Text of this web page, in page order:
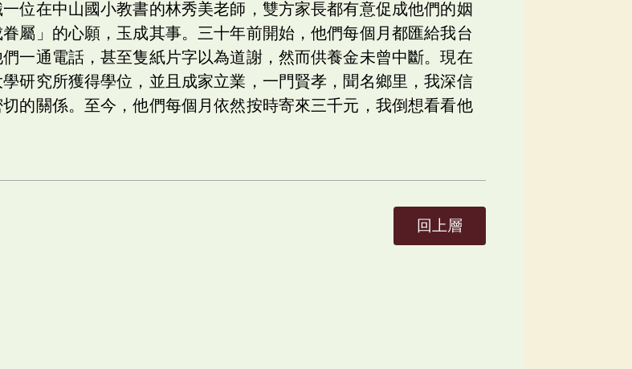
位在中山國小教書的林秀美老師，雙方家長都有意促成他們的姻
屬」的心願，玉成其事。三十年前開始，他們每個月都匯給我台
一通電話，甚至隻紙片字以為道謝，然而供養金未曾中斷。現在
研究所獲得學位，並且成家立業，一門賢孝，聞名鄉里，我深信
的關係。至今，他們每個月依然按時寄來三千元，我倒想看看他
回上層